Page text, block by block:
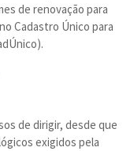
de renovação para
Cadastro Único para
de dirigir, desde que
exigidos pela